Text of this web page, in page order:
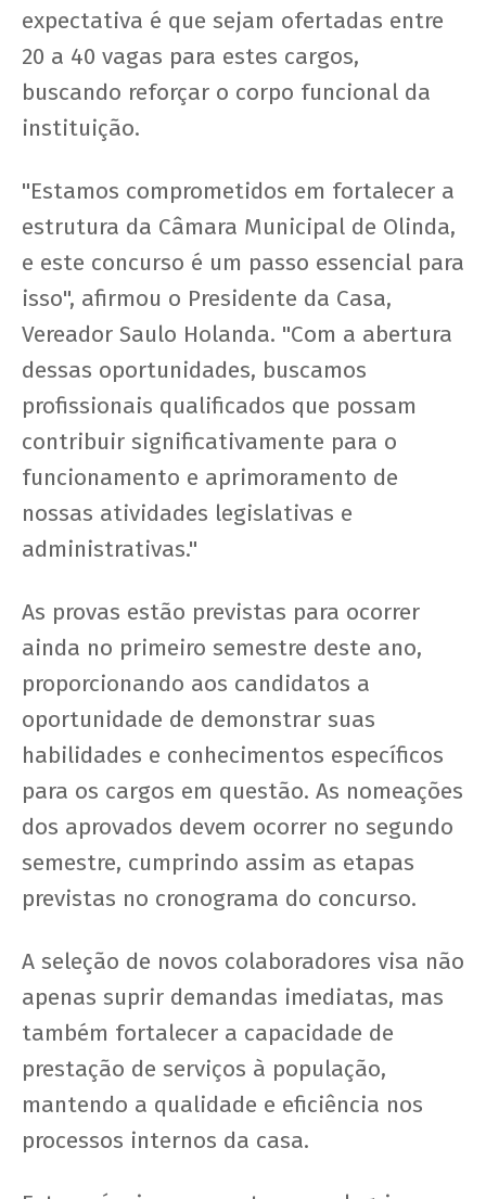
expectativa é que sejam ofertadas entre
20 a 40 vagas para estes cargos,
buscando reforçar o corpo funcional da
instituição.
"Estamos comprometidos em fortalecer a
estrutura da Câmara Municipal de Olinda,
e este concurso é um passo essencial para
isso", afirmou o Presidente da Casa,
Vereador Saulo Holanda. "Com a abertura
dessas oportunidades, buscamos
profissionais qualificados que possam
contribuir significativamente para o
funcionamento e aprimoramento de
nossas atividades legislativas e
administrativas."
As provas estão previstas para ocorrer
ainda no primeiro semestre deste ano,
proporcionando aos candidatos a
oportunidade de demonstrar suas
habilidades e conhecimentos específicos
para os cargos em questão. As nomeações
dos aprovados devem ocorrer no segundo
semestre, cumprindo assim as etapas
previstas no cronograma do concurso.
A seleção de novos colaboradores visa não
apenas suprir demandas imediatas, mas
também fortalecer a capacidade de
prestação de serviços à população,
mantendo a qualidade e eficiência nos
processos internos da casa.